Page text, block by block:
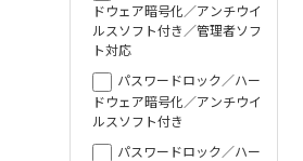
ドウェア暗号化／アンチウイ
ルスソフト付き／管理者ソフ
ト対応
パスワードロック／ハー
ドウェア暗号化／アンチウイ
ルスソフト付き
パスワードロック／ハー